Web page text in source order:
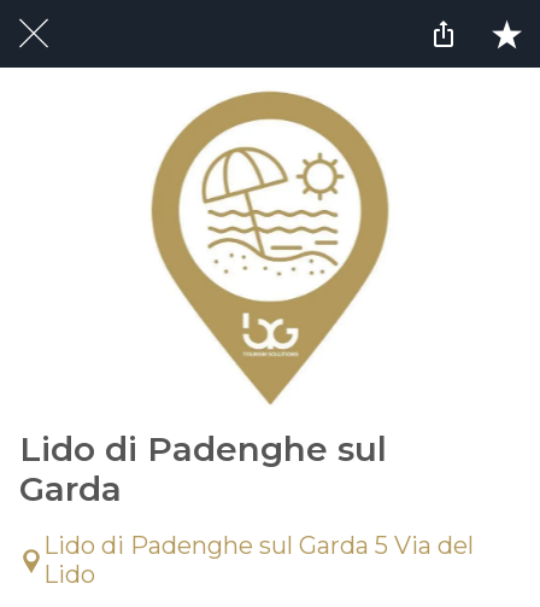
Lido di Padenghe sul
Garda
Lido di Padenghe sul Garda 5 Via del
Lido